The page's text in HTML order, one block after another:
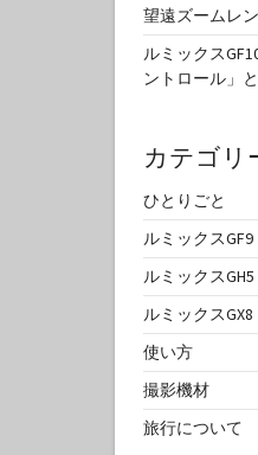
望遠ズームレ
ルミックス
ントロール」
カテゴリ
ひとりごと
ルミックスGF9
ルミックスGH5
ルミックスGX8
使い方
撮影機材
旅行について